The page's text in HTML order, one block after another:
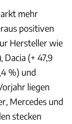
mehr
positiven
Hersteller wie
Dacia (+ 47,9
%) und
liegen
Mercedes und
stecken